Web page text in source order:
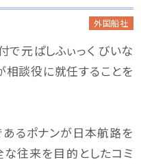
外国船社
で元ぱしふぃっく びいな
談役に就任することを
るポナンが日本航路を
往来を目的としたコミ